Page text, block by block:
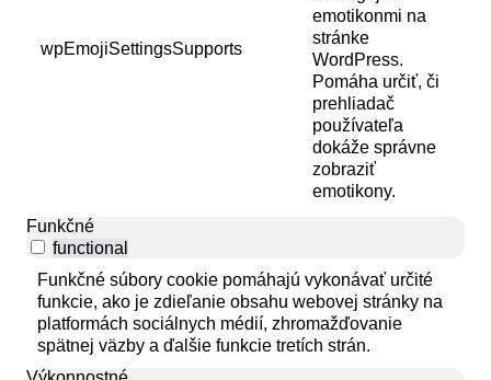
wpEmojiSettingsSupports
emotikonmi na
stránke
WordPress.
Pomáha určiť, či
prehliadač
používateľa
dokáže správne
zobraziť
emotikony.
Funkčné
functional
Funkčné súbory cookie pomáhajú vykonávať určité
funkcie, ako je zdieľanie obsahu webovej stránky na
platformách sociálnych médií, zhromažďovanie
spätnej väzby a ďalšie funkcie tretích strán.